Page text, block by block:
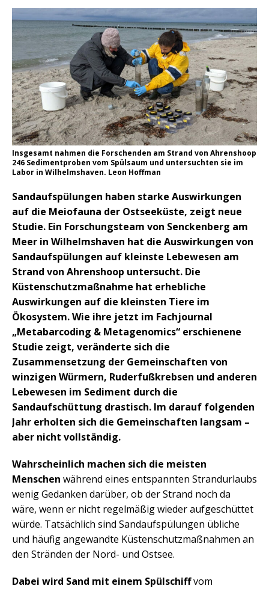
Insgesamt nahmen die Forschenden am Strand von Ahrenshoop
246 Sedimentproben vom Spülsaum und untersuchten sie im
Labor in Wilhelmshaven. Leon Hoffman
Sandaufspülungen haben starke Auswirkungen
auf die Meiofauna der Ostseeküste, zeigt neue
Studie. Ein Forschungsteam von Senckenberg am
Meer in Wilhelmshaven hat die Auswirkungen von
Sandaufspülungen auf kleinste Lebewesen am
Strand von Ahrenshoop untersucht. Die
Küstenschutzmaßnahme hat erhebliche
Auswirkungen auf die kleinsten Tiere im
Ökosystem. Wie ihre jetzt im Fachjournal
„Metabarcoding & Metagenomics“ erschienene
Studie zeigt, veränderte sich die
Zusammensetzung der Gemeinschaften von
winzigen Würmern, Ruderfußkrebsen und anderen
Lebewesen im Sediment durch die
Sandaufschüttung drastisch. Im darauf folgenden
Jahr erholten sich die Gemeinschaften langsam –
aber nicht vollständig.
Wahrscheinlich machen sich die meisten
Menschen während eines entspannten Strandurlaubs
wenig Gedanken darüber, ob der Strand noch da
wäre, wenn er nicht regelmäßig wieder aufgeschüttet
würde. Tatsächlich sind Sandaufspülungen übliche
und häufig angewandte Küstenschutzmaßnahmen an
den Stränden der Nord- und Ostsee.
Dabei wird Sand mit einem Spülschiffvom